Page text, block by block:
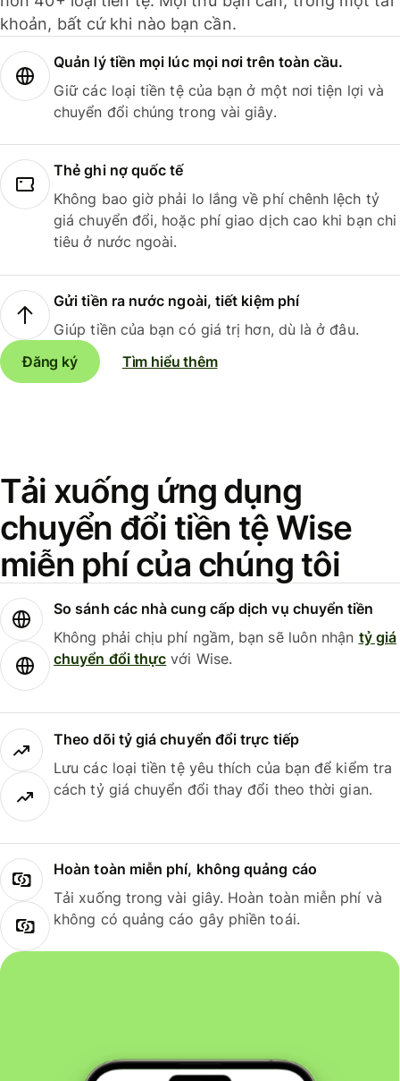
khoản, bất cứ khi nào bạn cần.
Quản lý tiền mọi lúc mọi nơi trên toàn cầu.
Giữ các loại tiền tệ của bạn ở một nơi tiện lợi và
chuyển đổi chúng trong vài giây.
Thẻ ghi nợ quốc tế
Không bao giờ phải lo lắng về phí chênh lệch tỷ
giá chuyển đổi, hoặc phí giao dịch cao khi bạn chi
tiêu ở nước ngoài.
Gửi tiền ra nước ngoài, tiết kiệm phí
Giúp tiền của bạn có giá trị hơn, dù là ở đâu.
Đăng ký
Tìm hiểu thêm
Tải xuống ứng dụng
chuyển đổi tiền tệ Wise
miễn phí của chúng tôi
So sánh các nhà cung cấp dịch vụ chuyển tiền
Không phải chịu phí ngầm, bạn sẽ luôn nhận tỷ giá
chuyển đổi thực với Wise.
Theo dõi tỷ giá chuyển đổi trực tiếp
Lưu các loại tiền tệ yêu thích của bạn để kiểm tra
cách tỷ giá chuyển đổi thay đổi theo thời gian.
Hoàn toàn miễn phí, không quảng cáo
Tải xuống trong vài giây. Hoàn toàn miễn phí và
không có quảng cáo gây phiền toái.